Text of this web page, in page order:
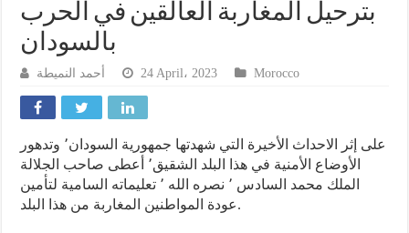
بترحيل المغاربة العالقين في الحرب
بالسودان
أحمد النميطة 24 April، 2023 Morocco
على إثر الاحداث الأخيرة التي شهدتها جمهورية السودان٬ وتدهور
الأوضاع الأمنية في هذا البلد الشقيق٬ أعطى صاحب الجلالة
الملك محمد السادس ٬ نصره الله ٬ تعليماته السامية لتأمين
عودة المواطنين المغاربة من هذا البلد.